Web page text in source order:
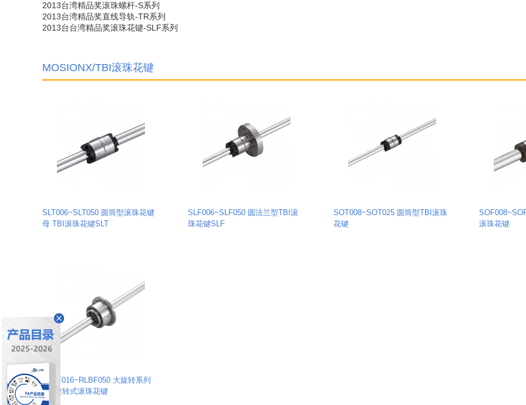
2013台湾精品奖滚珠螺杆-S系列
2013台湾精品奖直线导轨-TR系列
2013台台湾精品奖滚珠花键-SLF系列
MOSIONX/TBI滚珠花键
SLT006~SLT050 圆筒型滚珠花键
母 TBI滚珠花键SLT
SLF006~SLF050 圆法兰型TBI滚
珠花键SLF
SOT008~SOT025 圆筒型TBI滚珠
花键
滚珠花键
RLBF016~RLBF050 大旋转系列
TBI旋转式滚珠花键